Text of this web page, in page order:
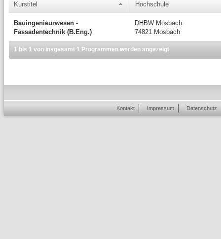
Kurstitel Hochschule
Bauingenieurwesen -
Fassadentechnik (B.Eng.)
DHBW Mosbach
74821 Mosbach
1 bis 1 von insgesamt 1 Programmen werden angezeigt
Kontakt Impressum Datenschutz